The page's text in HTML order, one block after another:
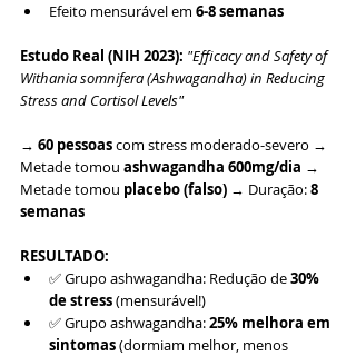
Efeito mensurável em 6-8 semanas
Estudo Real (NIH 2023): "Efficacy and Safety of
Withania somnifera (Ashwagandha) in Reducing
Stress and Cortisol Levels"
→ 60 pessoas com stress moderado-severo →
Metade tomou ashwagandha 600mg/dia →
Metade tomou placebo (falso) → Duração: 8
semanas
RESULTADO:
✅ Grupo ashwagandha: Redução de 30%
de stress (mensurável!)
✅ Grupo ashwagandha: 25% melhora em
sintomas (dormiam melhor, menos